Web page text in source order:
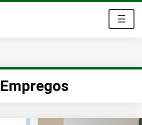
☰
Empregos